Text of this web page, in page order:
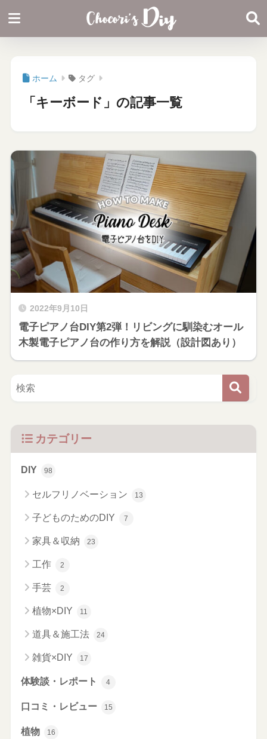
ホーム タグ
「キーボード」の記事一覧
2022年9月10日
電子ピアノ台DIY第2弾！リビングに馴染むオール
木製電子ピアノ台の作り方を解説（設計図あり）
カテゴリー
DIY 98
セルフリノベーション 13
子どものためのDIY 7
家具＆収納 23
工作 2
手芸 2
植物×DIY 11
道具＆施工法 24
雑貨×DIY 17
体験談・レポート 4
口コミ・レビュー 15
植物 16